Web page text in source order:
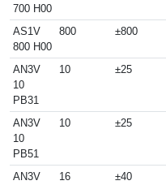
700 H00
AS1V
800 H00
800 ±800
AN3V
10
PB31
10 ±25
AN3V
10
PB51
10 ±25
AN3V
16 ±40